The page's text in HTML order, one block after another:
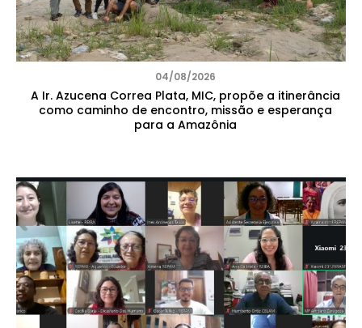
04/08/2026
A Ir. Azucena Correa Plata, MIC, propõe a itinerância
como caminho de encontro, missão e esperança
para a Amazônia